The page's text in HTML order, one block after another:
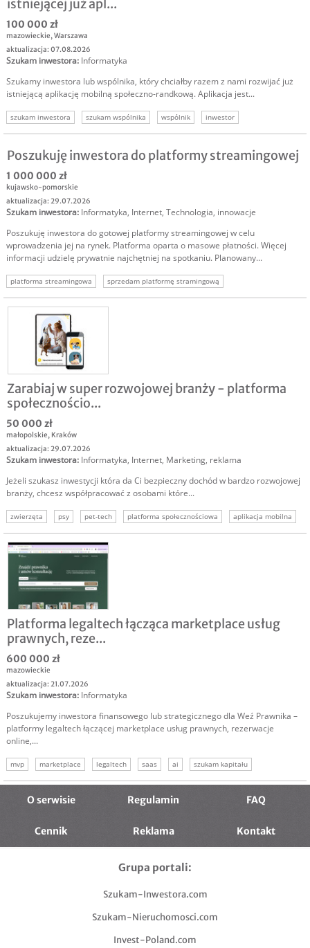
istniejącej już apl...
100 000 zł
mazowieckie,Warszawa
aktualizacja: 07.08.2026
Szukam inwestora: Informatyka
Szukamy inwestora lub wspólnika, który chciałby razem z nami rozwijać już
istniejącą aplikację mobilną społeczno-randkową. Aplikacja jest...
szukam inwestora szukam wspólnika wspólnik inwestor
Poszukuję inwestora do platformy streamingowej
1 000 000 zł
kujawsko-pomorskie
aktualizacja: 29.07.2026
Szukam inwestora: Informatyka, Internet, Technologia, innowacje
Poszukuję inwestora do gotowej platformy streamingowej w celu
wprowadzenia jej na rynek. Platforma oparta o masowe płatności. Więcej
informacji udzielę prywatnie najchętniej na spotkaniu. Planowany...
platforma streamingowa sprzedam platformę stramingową
Zarabiaj w super rozwojowej branży - platforma
społecznościo...
50 000 zł
małopolskie, Kraków
aktualizacja: 29.07.2026
Szukam inwestora: Informatyka, Internet, Marketing, reklama
Jeżeli szukasz inwestycji która da Ci bezpieczny dochód w bardzo rozwojowej
branży, chcesz współpracować z osobami które...
zwierzęta psy pet-tech platforma społecznościowa
aplikacja mobilna
marketplace
usługi dla zwierząt
Platforma legaltech łącząca marketplace usług
prawnych, reze...
600 000 zł
mazowieckie
aktualizacja: 21.07.2026
Szukam inwestora: Informatyka
Poszukujemy inwestora finansowego lub strategicznego dla Weź Prawnika –
platformy legaltech łączącej marketplace usług prawnych, rezerwacje
online,...
mvp marketplace legaltech saas ai
szukam kapitału
szukam inwestora
O serwisie Regulamin FAQ
Cennik Reklama Kontakt
Grupa portali:
Szukam-Inwestora.com
Szukam-Nieruchomosci.com
Invest-Poland.com